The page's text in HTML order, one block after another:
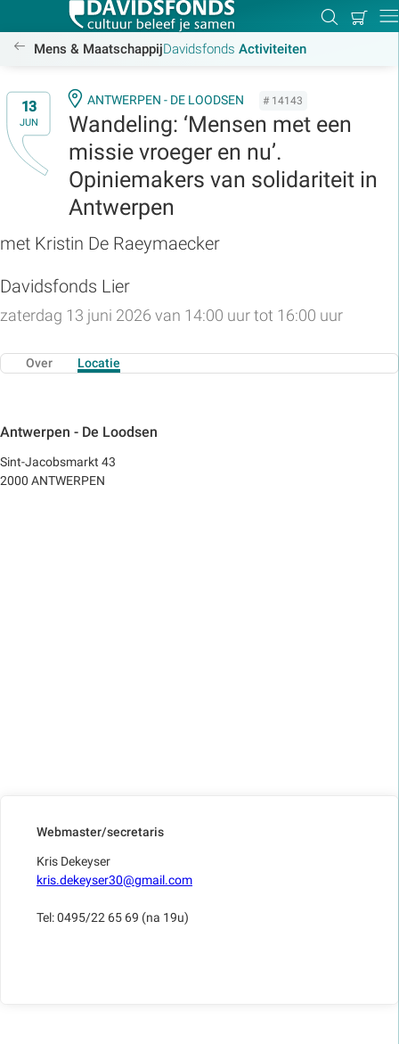
Zoeken
Mijn
/activiteiten
Mens & MaatschappijDavidsfonds Activiteiten
13
JUN
ANTWERPEN - DE LOODSEN # 14143
Wandeling: ‘Mensen met een
missie vroeger en nu’.
Opiniemakers van solidariteit in
Antwerpen
met Kristin De Raeymaecker
Davidsfonds Lier
zaterdag 13 juni 2026 van 14:00 uur tot 16:00 uur
Over Locatie
Antwerpen - De Loodsen
Sint-Jacobsmarkt 43
2000 ANTWERPEN
Webmaster/secretaris
Kris Dekeyser
kris.dekeyser30@gmail.com
Tel: 0495/22 65 69 (na 19u)
Zoek: